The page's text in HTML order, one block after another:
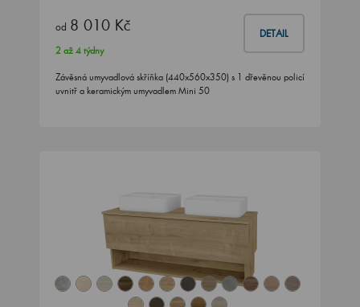
od 8 010 Kč DETAIL
2 až 4 týdny
Závěsná umyvadlová skříňka (440x560x350) s 1 dřevěnou policí
uvnitř a keramickým umyvadlem Mini 50